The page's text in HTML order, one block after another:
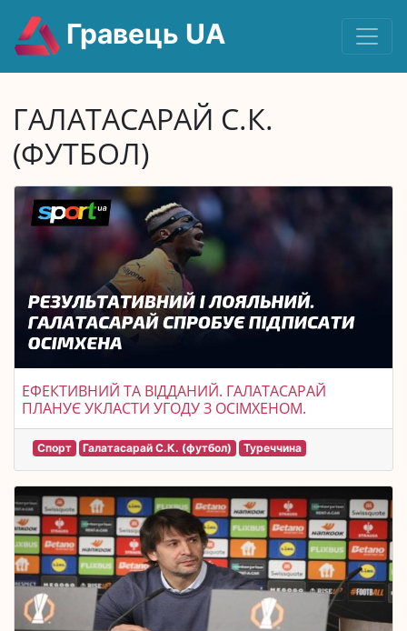
Гравець UA
ГАЛАТАСАРАЙ С.К.
(ФУТБОЛ)
ЕФЕКТИВНИЙ ТА ВІДДАНИЙ. ГАЛАТАСАРАЙ
ПЛАНУЄ УКЛАСТИ УГОДУ З ОСІМХЕНОМ.
Спорт Галатасарай С.К. (футбол) Туреччина